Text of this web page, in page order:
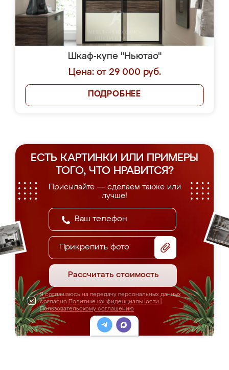
Шкаф-купе "Ньютао"
Цена: от 29 000 руб.
ПОДРОБНЕЕ
ЕСТЬ КАРТИНКИ ИЛИ ПРИМЕРЫ
ТОГО, ЧТО НРАВИТСЯ?
Присылайте — сделаем также или
лучше!
Прикрепить фото
Рассчитать стоимость
Я соглашаюсь на передачу персональных данных
согласно Политике конфиденциальности
Пользовательскому соглашению